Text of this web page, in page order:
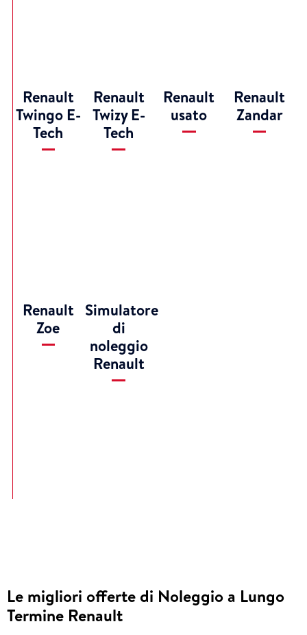
Renault
Twingo E-
Tech
Renault
Twizy E-
Tech
Renault
usato
Renault
Zandar
Renault
Zoe
Simulatore
di
noleggio
Renault
Le migliori offerte di Noleggio a Lungo
Termine Renault